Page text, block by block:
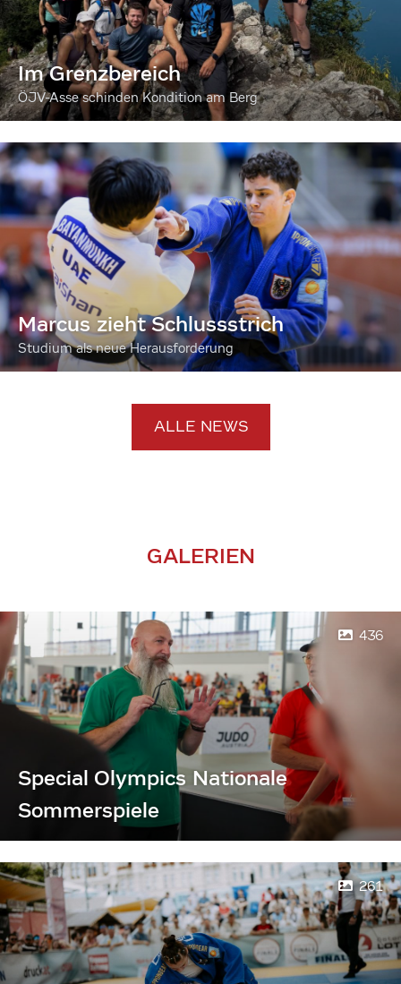
Im Grenzbereich
ÖJV-Asse schinden Kondition am Berg
Marcus zieht Schlussstrich
Studium als neue Herausforderung
ALLE NEWS
GALERIEN
436
Special Olympics Nationale
Sommerspiele
261